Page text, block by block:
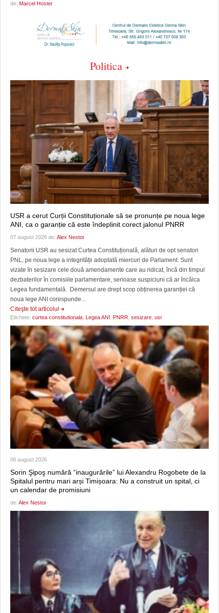
de: Marcel Hoster
Politica
USR a cerut Curții Constituționale să se pronunțe pe noua lege
ANI, ca o garanție că este îndeplinit corect jalonul PNRR
07 august 2026 de: Alex Nestor
Senatorii USR au sesizat Curtea Constituțională, alături de opt senatori
PNL, pe noua lege a integrității adoptată miercuri de Parlament. Sunt
vizate în sesizare cele două amendamente care au ridicat, încă din timpul
dezbaterilor în comisiile parlamentare, serioase suspiciuni că ar încălca
Legea fundamentală. Demersul are drept scop obținerea garanției că
noua lege ANI corespunde...
Citeşte tot articolul
Etichete: curtea constitutionala Legea ANI PNRR sesizare usr
06 august 2026
Sorin Şipoş numără “inaugurările” lui Alexandru Rogobete de la
Spitalul pentru mari arși Timișoara: Nu a construit un spital, ci
un calendar de promisiuni
de: Alex Nestor